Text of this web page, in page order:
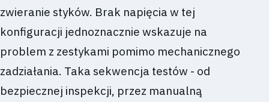
zwieranie styków. Brak napięcia w tej
konfiguracji jednoznacznie wskazuje na
problem z zestykami pomimo mechanicznego
zadziałania. Taka sekwencja testów - od
bezpiecznej inspekcji, przez manualną